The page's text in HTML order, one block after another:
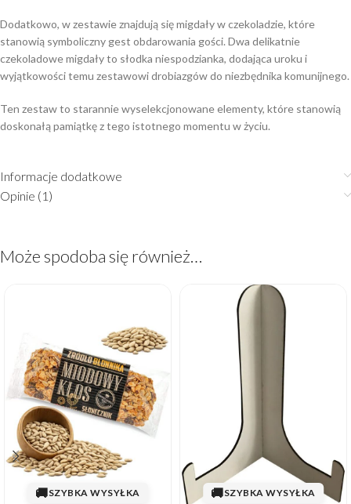
Dodatkowo, w zestawie znajdują się migdały w czekoladzie, które
stanowią symboliczny gest obdarowania gości. Dwa delikatnie
czekoladowe migdały to słodka niespodzianka, dodająca uroku i
wyjątkowości temu zestawowi drobiazgów do niezbędnika komunijnego.
Ten zestaw to starannie wyselekcjonowane elementy, które stanowią
doskonałą pamiątkę z tego istotnego momentu w życiu.
Informacje dodatkowe
Opinie (1)
Może spodoba się również…
🚚SZYBKA WYSYŁKA 🚚SZYBKA WYSYŁKA